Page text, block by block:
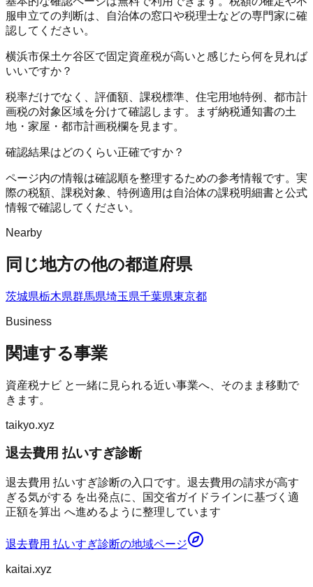
服申立ての判断は、自治体の窓口や税理士などの専門家に確
認してください。
横浜市保土ケ谷区で固定資産税が高いと感じたら何を見れば
いいですか？
税率だけでなく、評価額、課税標準、住宅用地特例、都市計
画税の対象区域を分けて確認します。まず納税通知書の土
地・家屋・都市計画税欄を見ます。
確認結果はどのくらい正確ですか？
ページ内の情報は確認順を整理するための参考情報です。実
際の税額、課税対象、特例適用は自治体の課税明細書と公式
情報で確認してください。
Nearby
同じ地方の他の都道府県
茨城県栃木県群馬県埼玉県千葉県東京都
Business
関連する事業
資産税ナビ と一緒に見られる近い事業へ、そのまま移動で
きます。
taikyo.xyz
退去費用 払いすぎ診断
退去費用 払いすぎ診断の入口です。退去費用の請求が高す
ぎる気がする を出発点に、国交省ガイドラインに基づく適
正額を算出 へ進めるように整理しています
退去費用 払いすぎ診断の地域ページ
kaitai.xyz